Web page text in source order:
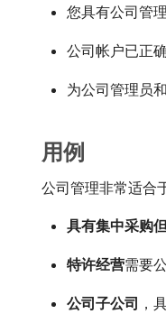
您具有公司管
公司帐户已正
为公司管理员
用例
公司管理非常适合
具有集中采购
特许经营需要
公司子公司 ，